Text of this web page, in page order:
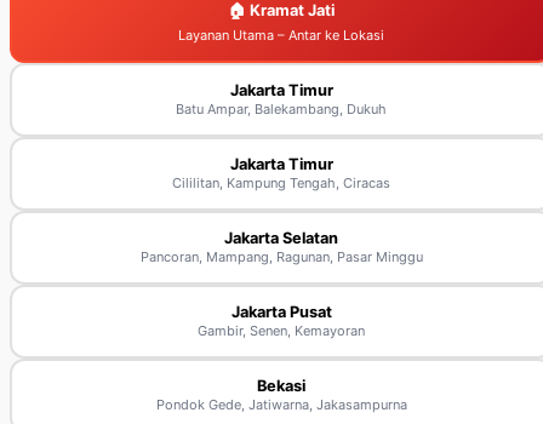
🏠 Kramat Jati
Layanan Utama – Antar ke Lokasi
Jakarta Timur
Batu Ampar, Balekambang, Dukuh
Jakarta Timur
Cililitan, Kampung Tengah, Ciracas
Jakarta Selatan
Pancoran, Mampang, Ragunan, Pasar Minggu
Jakarta Pusat
Gambir, Senen, Kemayoran
Bekasi
Pondok Gede, Jatiwarna, Jakasampurna